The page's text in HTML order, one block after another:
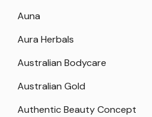
Auna
Aura Herbals
Australian Bodycare
Australian Gold
Authentic Beauty Concept